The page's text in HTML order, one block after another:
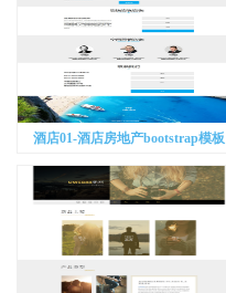
酒店01-酒店房地产bootstrap模板